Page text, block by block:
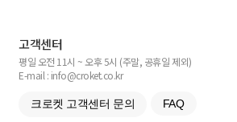
고객센터
평일 오전 11시 ~ 오후 5시 (주말, 공휴일 제외)
E-mail : info@croket.co.kr
크로켓 고객센터 문의 FAQ